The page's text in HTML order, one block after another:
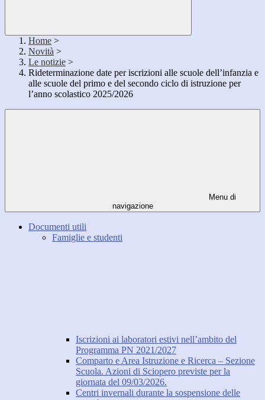
Home >
Novità >
Le notizie >
Rideterminazione date per iscrizioni alle scuole dell’infanzia e
alle scuole del primo e del secondo ciclo di istruzione per
l’anno scolastico 2025/2026
Menu di
navigazione
Documenti utili
Famiglie e studenti
Iscrizioni ai laboratori estivi nell’ambito del
Programma PN 2021/2027
Comparto e Area Istruzione e Ricerca – Sezione
Scuola. Azioni di Sciopero previste per la
giornata del 09/03/2026.
Centri invernali durante la sospensione delle